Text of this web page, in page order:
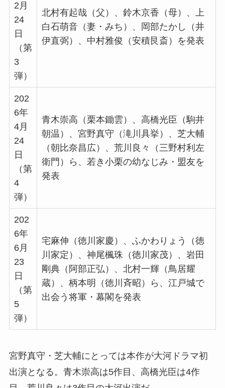
2月
24
日
（第
3
弾）
北村有起哉（父）、鈴木京香（母）、上
白石萌音（妻・みち）、岡部たかし（井
伊直弼）、中村雅俊（安積艮斎）を発表
202
6年
4月
24
日
（第
4
弾）
青木崇高（栗本鋤雲）、高橋光臣（駒井
朝温）、宮野真守（滝川具挙）、芝大輔
（朝比奈昌広）、荒川良々（三野村利左
衛門）ら、若き小栗の幼なじみ・盟友を
発表
202
6年
6月
23
日
（第
5
弾）
宅麻伸（徳川家慶）、ふかわりょう（徳
川家定）、神尾楓珠（徳川家茂）、岩田
剛典（阿部正弘）、北村一輝（鳥居耀
蔵）、柄本明（徳川斉昭）ら、江戸城で
出会う将軍・幕閣を発表
宮野真守・芝大輔にとっては本作が大河ドラマ初
出演となる。青木崇高は5作目、高橋光臣は4作